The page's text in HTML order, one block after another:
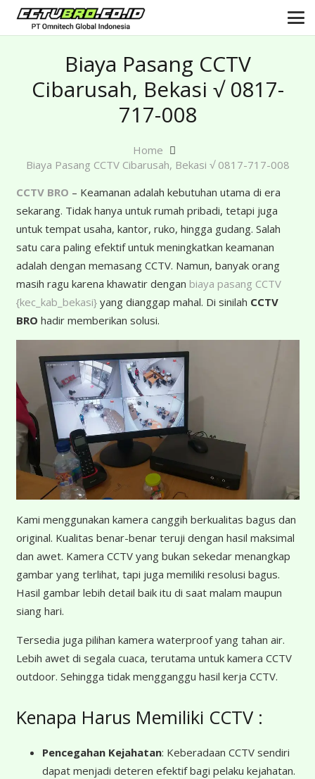
Biaya Pasang CCTV
Cibarusah, Bekasi √ 0817-
717-008
Home
Biaya Pasang CCTV Cibarusah, Bekasi √ 0817-717-008
CCTV BRO – Keamanan adalah kebutuhan utama di era
sekarang. Tidak hanya untuk rumah pribadi, tetapi juga
untuk tempat usaha, kantor, ruko, hingga gudang. Salah
satu cara paling efektif untuk meningkatkan keamanan
adalah dengan memasang CCTV. Namun, banyak orang
masih ragu karena khawatir dengan biaya pasang CCTV
{kec_kab_bekasi} yang dianggap mahal. Di sinilah CCTV
BRO hadir memberikan solusi.
Kami menggunakan kamera canggih berkualitas bagus dan
original. Kualitas benar-benar teruji dengan hasil maksimal
dan awet. Kamera CCTV yang bukan sekedar menangkap
gambar yang terlihat, tapi juga memiliki resolusi bagus.
Hasil gambar lebih detail baik itu di saat malam maupun
siang hari.
Tersedia juga pilihan kamera waterproof yang tahan air.
Lebih awet di segala cuaca, terutama untuk kamera CCTV
outdoor. Sehingga tidak mengganggu hasil kerja CCTV.
Kenapa Harus Memiliki CCTV :
Pencegahan Kejahatan: Keberadaan CCTV sendiri
dapat menjadi deteren efektif bagi pelaku kejahatan.